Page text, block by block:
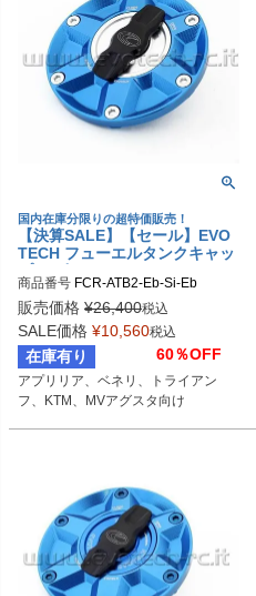
国内在庫分限りの超特価販売！
【決算SALE】【セール】EVO
TECH フューエルタンクキャッ
I/TRIUMPH/KTM/MV AGUSTA
商品番号 FCR-ATB2-Eb-Si-Eb
販売価格 ¥26,400税込
SALE価格 ¥10,560税込
在庫有り 60％OFF
アプリリア、ベネリ、トライアン
フ、KTM、MVアグスタ向け